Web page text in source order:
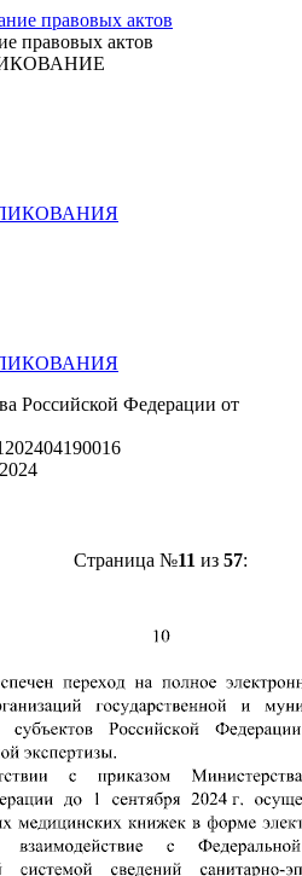
правовых актов
Российской Федерации от
Страница №11 из 57: